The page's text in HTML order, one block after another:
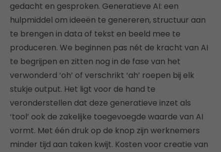
gedacht en gesproken. Generatieve AI: een
hulpmiddel om ideeën te genereren, structuur aan
te brengen in data of tekst en beeld mee te
produceren. We beginnen pas nét de kracht van AI
te begrijpen en zitten nog in de fase van het
verwonderd ‘oh’ of verschrikt ‘ah’ roepen bij elk
stukje output. Het ligt voor de hand te
veronderstellen dat deze generatieve inzet als
‘tool’ ook de zakelijke toegevoegde waarde van AI
vormt. Met één druk op de knop zijn werknemers
minder tijd aan taken kwijt. Kosten voor creatie van